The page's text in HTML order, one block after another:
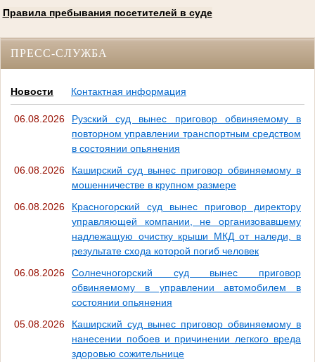
Правила пребывания посетителей в суде
ПРЕСС-СЛУЖБА
Новости Контактная информация
06.08.2026
Рузский суд вынес приговор обвиняемому в
повторном управлении транспортным средством
в состоянии опьянения
06.08.2026
Каширский суд вынес приговор обвиняемому в
мошенничестве в крупном размере
06.08.2026
Красногорский суд вынес приговор директору
управляющей компании, не организовавшему
надлежащую очистку крыши МКД от наледи, в
результате схода которой погиб человек
06.08.2026
Солнечногорский суд вынес приговор
обвиняемому в управлении автомобилем в
состоянии опьянения
05.08.2026
Каширский суд вынес приговор обвиняемому в
нанесении побоев и причинении легкого вреда
здоровью сожительнице